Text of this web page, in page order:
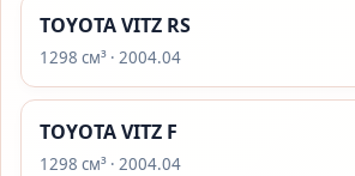
TOYOTA VITZ RS
1298 см³ · 2004.04
TOYOTA VITZ F
1298 см³ · 2004.04